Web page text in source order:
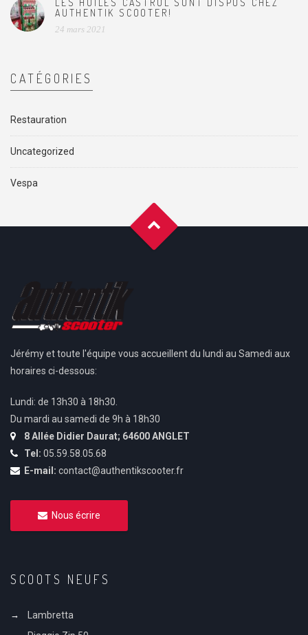
AUTHENTIK SCOOTER!
24 mars 2021
CATÉGORIES
Restauration
Uncategorized
Vespa
Jérémy et toute l'équipe vous accueillent du lundi au Samedi aux
horaires ci-dessous:
Lundi: de 13h30 à 18h30.
Du mardi au samedi de 9h à 18h30
8 Allée Didier Daurat; 64600 ANGLET
Tel: 05.59.58.05.68
E-mail: contact@authentikscooter.fr
Nous écrire
SCOOTS NEUFS
Lambretta